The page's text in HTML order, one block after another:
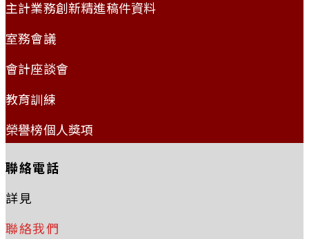
主計業務創新精進稿件資料
室務會議
會計座談會
教育訓練
榮譽榜個人獎項
聯絡電話
詳見
聯絡我們